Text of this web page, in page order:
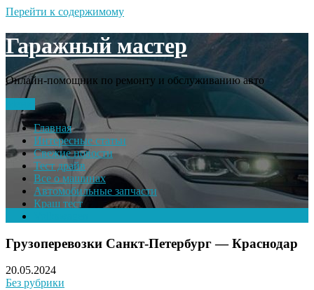
Перейти к содержимому
Гаражный мастер
Онлайн-помощник по ремонту и обслуживанию авто
Главная
Интересные статьи
Свежие новости
Тест драйв
Все о машинах
Автомобильные запчасти
Краш тест
Грузоперевозки Санкт-Петербург — Краснодар
20.05.2024
Без рубрики